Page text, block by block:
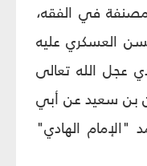
في الفقه،
العسكري عليه
عجل الله تعالى
بن سعيد عن أبي
الهادي"